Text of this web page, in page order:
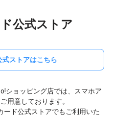
公式ストア
式ストアはこちら
ショッピング店では、スマホア
用意しております。
ード公式ストアでもご利用いた